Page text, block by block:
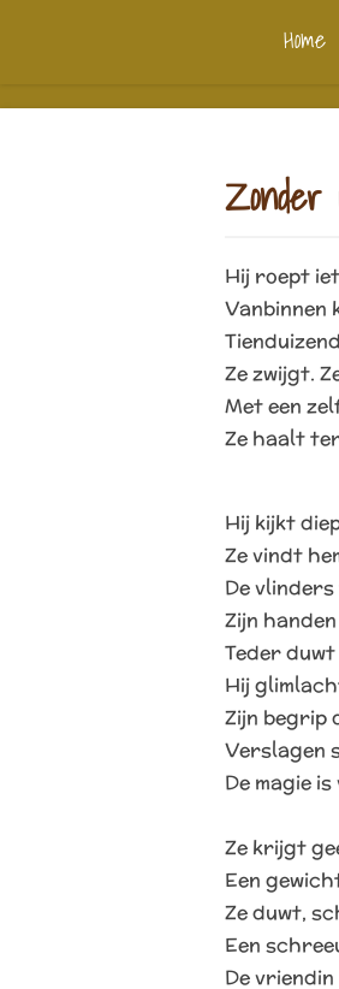
Home
Zonder
Hij roept
Vanbinnen
Ze zwijgt.
Met een
Ze haalt
Hij kijkt
Ze vindt
De
Zijn
Teder
Hij
Zijn begrip
Verslagen
De magie
Ze krijgt
Een
Ze duwt,
Een
De